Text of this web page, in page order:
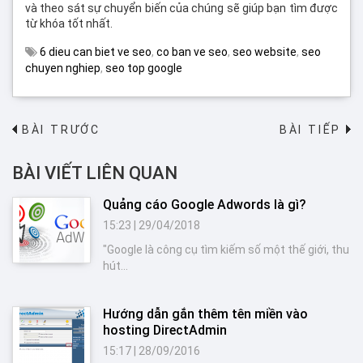
và theo sát sự chuyển biến của chúng sẽ giúp bạn tìm được
từ khóa tốt nhất.
6 dieu can biet ve seo, co ban ve seo, seo website, seo
chuyen nghiep, seo top google
BÀI TRƯỚC BÀI TIẾP→
BÀI VIẾT LIÊN QUAN
Quảng cáo Google Adwords là gì?
15:23 | 29/04/2018
"Google là công cụ tìm kiếm số một thế giới, thu
hút...
Hướng dẫn gắn thêm tên miền vào
hosting DirectAdmin
15:17 | 28/09/2016